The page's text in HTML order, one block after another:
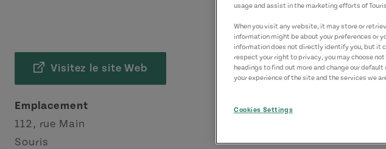
Visitez le site Web
Emplacement
112, rue Main
Souris
usage and assist in the marketing efforts of
When you visit any website, it may store or
information might be about your preferences or
information does not directly identify you, but it
respect your right to privacy, you may choose
headings to find out more and change our
your experience of the site and the services we
Cookies Settings